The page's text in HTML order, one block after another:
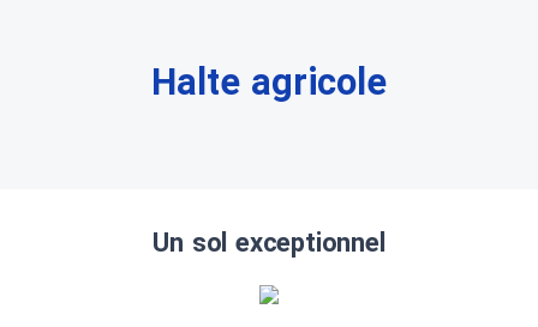
Halte agricole
Un sol exceptionnel